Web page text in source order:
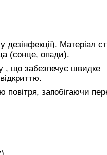
Матеріал
(сонце, опади).
, що забезпечує швидке
запобігаючи